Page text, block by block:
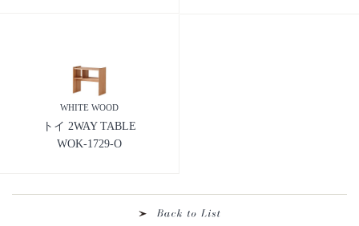
WHITE WOOD
トイ 2WAY TABLE
WOK-1729-O